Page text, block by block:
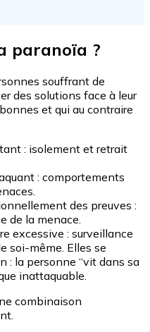
paranoïa ?
souffrant de
des solutions face à leur
et qui au contraire
: isolement et retrait
: comportements
des preuves :
de la menace.
excessive : surveillance
soi-même. Elles se
: la personne “vit dans sa
inattaquable.
combinaison